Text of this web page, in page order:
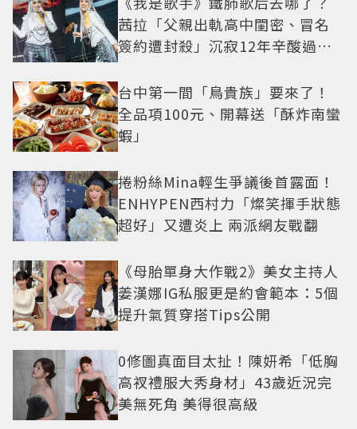
茜拉「父親出軌高中閨密、冒名
簽約遭封殺」沉寂12年辛酸過往
台中第一間「鳥貴族」要來了！
全品項100元、開幕送「酥炸南蠻
蝦」
捲粉絲Mina輕生爭議後首露面！
ENHYPEN西村力「燦笑揮手狀態
超好」又遭炎上 兩派網友戰翻
《母胎單身大作戰2》美女主持人
姜漢娜IG私服更是約會範本：5個
提升氣質穿搭Tips公開
0修圖真面目太扯！陳妍希「低胸
高衩禮服大秀身材」43歲近況完
美無死角 美得很高級